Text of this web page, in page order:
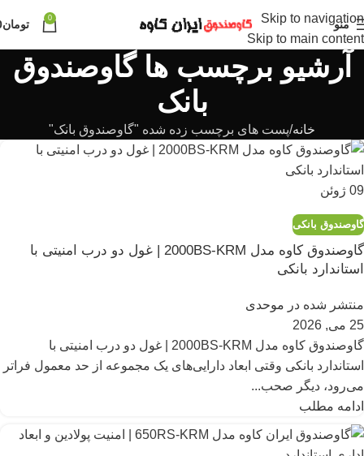
Skip to navigation
Skip to main content
منو 0 تومان
آرشیو برچسب ها گاوصندوق
بانک
خانه پست های برچسب زده شده "گاوصندوق بانک"
09 ژوئن
گاوصندوق بانکی
گاوصندوق کاوه مدل 2000BS-KRM | غول دو درب امنیتی با
استاندارد بانکی
منتشر شده در موحدی
25 می, 2026
گاوصندوق کاوه مدل 2000BS-KRM | غول دو درب امنیتی با
استاندارد بانکی وقتی ابعاد دارایی‌های یک مجموعه از حد معمول فراتر
می‌رود، دیگر صحب...
ادامه مطلب